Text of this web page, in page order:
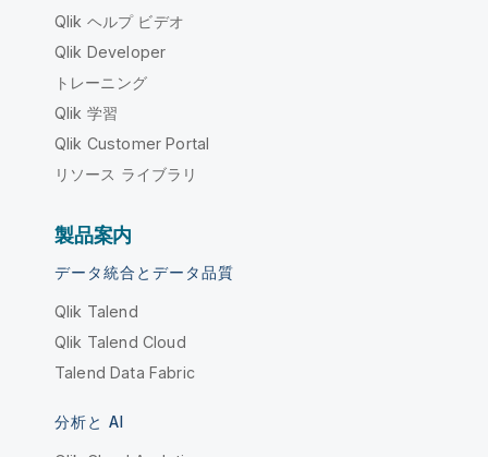
Qlik ヘルプ ビデオ
Qlik Developer
トレーニング
Qlik 学習
Qlik Customer Portal
リソース ライブラリ
製品案内
データ統合とデータ品質
Qlik Talend
Qlik Talend Cloud
Talend Data Fabric
分析と AI